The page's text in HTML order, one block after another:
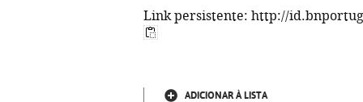
Link persistente: http://
ADICIONAR À LISTA